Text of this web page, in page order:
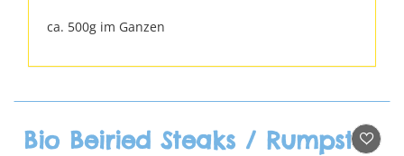
ca. 500g im Ganzen
Bio Beiried Steaks / Rumpsteaks, 2 Stk.